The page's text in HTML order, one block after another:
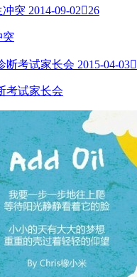
2014-09-0226
突
2015-04-03
考试家长会